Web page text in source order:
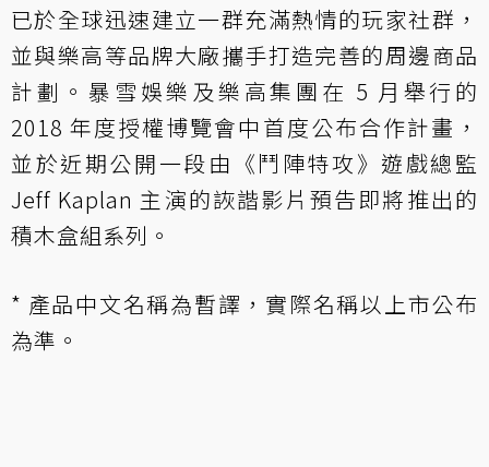
已於全球迅速建立一群充滿熱情的玩家社群，
並與樂高等品牌大廠攜手打造完善的周邊商品
計劃。暴雪娛樂及樂高集團在 5 月舉行的
2018 年度授權博覽會中首度公布合作計畫，
並於近期公開一段由《鬥陣特攻》遊戲總監
Jeff Kaplan 主演的詼諧影片預告即將推出的
積木盒組系列。
* 產品中文名稱為暫譯，實際名稱以上市公布
為準。